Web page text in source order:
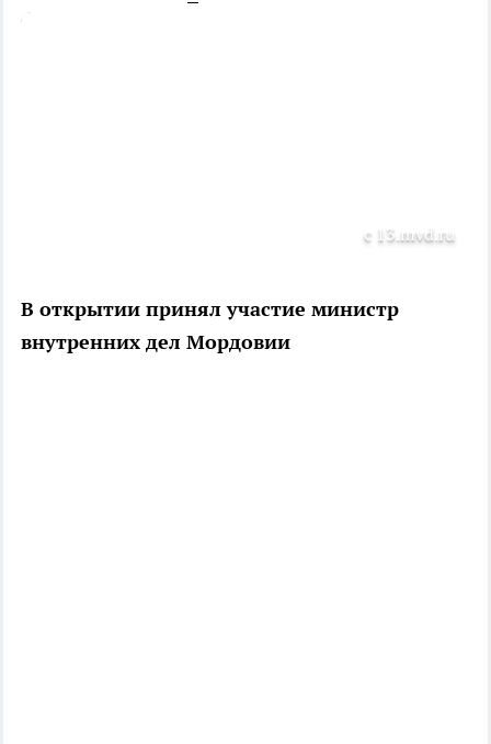
с 13.mvd.ru
В открытии принял участие министр
внутренних дел Мордовии